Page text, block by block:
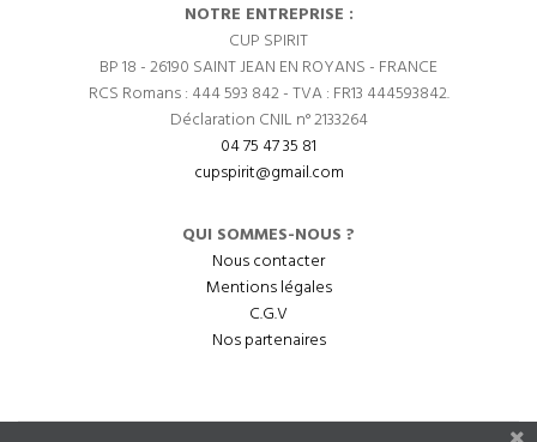
NOTRE ENTREPRISE :
CUP SPIRIT
BP 18 - 26190 SAINT JEAN EN ROYANS - FRANCE
RCS Romans : 444 593 842 - TVA : FR13 444593842.
Déclaration CNIL n° 2133264
04 75 47 35 81
cupspirit@gmail.com
QUI SOMMES-NOUS ?
Nous contacter
Mentions légales
C.G.V
Nos partenaires